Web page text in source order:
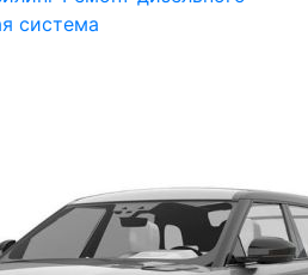
система